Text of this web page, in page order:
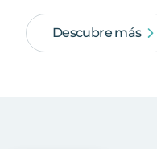
Descubre más